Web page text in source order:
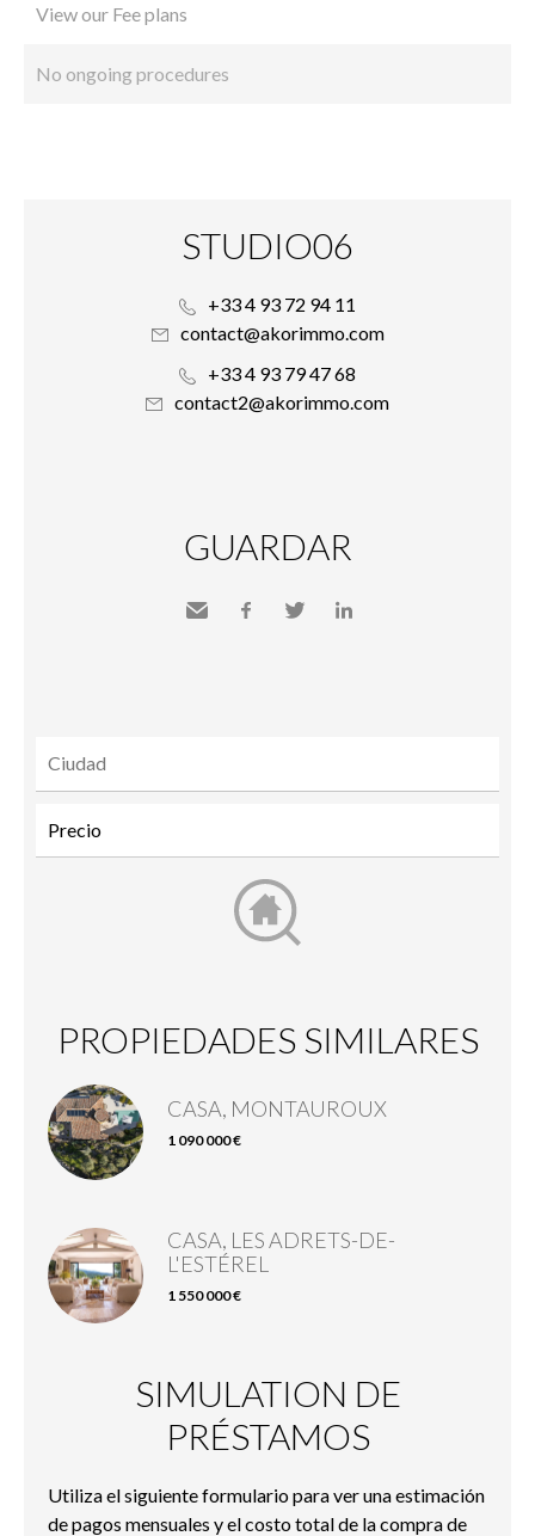
View our Fee plans
No ongoing procedures
STUDIO06
+33 4 93 72 94 11
contact@akorimmo.com
+33 4 93 79 47 68
contact2@akorimmo.com
GUARDAR
PROPIEDADES SIMILARES
CASA, MONTAUROUX
1 090 000 €
CASA, LES ADRETS-DE-
L'ESTÉREL
1 550 000 €
SIMULATION DE
PRÉSTAMOS
Utiliza el siguiente formulario para ver una estimación
de pagos mensuales y el costo total de la compra de